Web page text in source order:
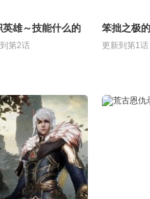
英雄～技能什么的
处～
第2话
笨拙之极的
更新到第1话